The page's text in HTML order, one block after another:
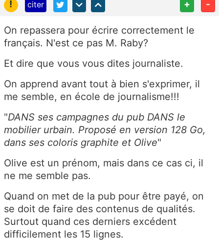
!
citer + -
On repassera pour écrire correctement le
français. N'est ce pas M. Raby?
Et dire que vous vous dites journaliste.
On apprend avant tout à bien s'exprimer, il
me semble, en école de journalisme!!!
"DANS ses campagnes du pub DANS le
mobilier urbain. Proposé en version 128 Go,
dans ses coloris graphite et Olive"
Olive est un prénom, mais dans ce cas ci, il
ne me semble pas.
Quand on met de la pub pour être payé, on
se doit de faire des contenus de qualités.
Surtout quand ces derniers excédent
difficilement les 15 lignes.